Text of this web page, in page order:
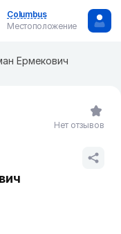
Columbus
Местоположение
Ермекович
Нет отзывов